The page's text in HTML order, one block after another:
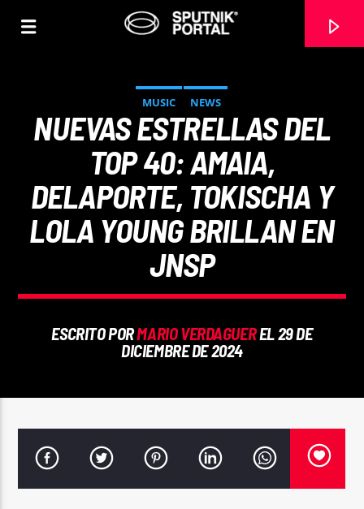
0:00
Sputnik radio | 105.4
MUSIC NEWS
NUEVAS ESTRELLAS DEL
TOP 40: AMAIA,
DELAPORTE, TOKISCHA Y
LOLA YOUNG BRILLAN EN
JNSP
ESCRITO PORMARIO VERDAGUEREL 29 DE
DICIEMBRE DE 2024